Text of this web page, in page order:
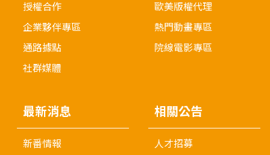
授權合作
企業夥伴專區
通路據點
社群媒體
歐美版權代理
熱門動畫專區
院線電影專區
最新消息
新番情報
相關公告
人才招募